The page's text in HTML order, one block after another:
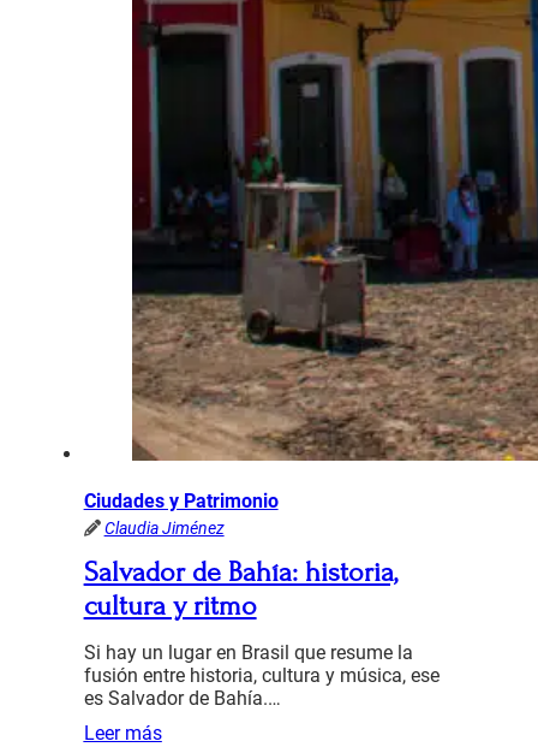
Ciudades y Patrimonio
Claudia Jiménez
Salvador de Bahía: historia,
cultura y ritmo
Si hay un lugar en Brasil que resume la
fusión entre historia, cultura y música, ese
es Salvador de Bahía.…
Leer más